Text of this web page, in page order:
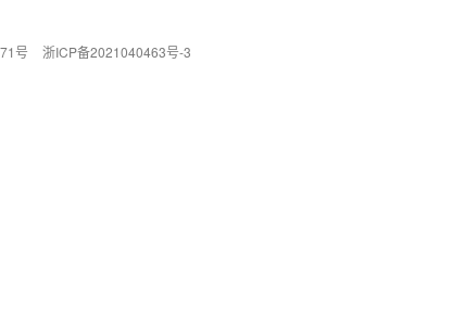
号
浙ICP备2021040463号-3